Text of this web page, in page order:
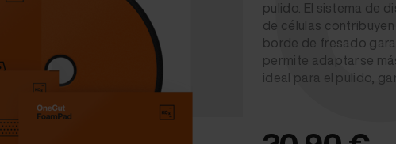
pulido. El sistema de
de células
borde de fresado
permite adaptarse
ideal para el pulido,